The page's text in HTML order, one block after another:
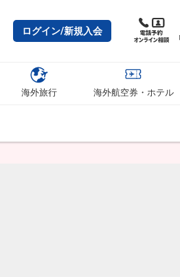
ログイン/新規入会
海外旅行 海外航空券・ホテル